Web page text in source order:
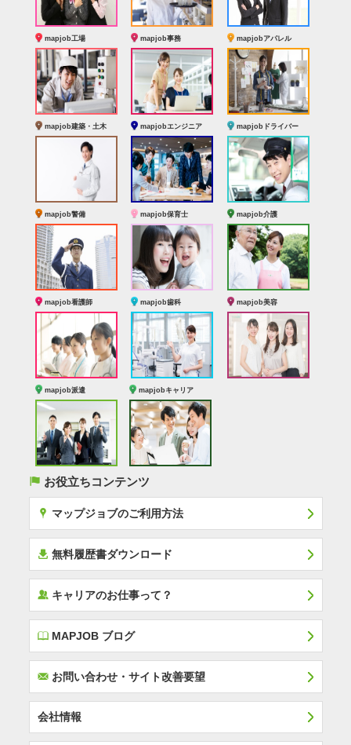
mapjob工場 mapjob事務 mapjobアパレル
mapjob建築・土木 mapjobエンジニア mapjobドライバー
mapjob警備 mapjob保育士 mapjob介護
mapjob看護師 mapjob歯科 mapjob美容
mapjob派遣 mapjobキャリア
( お役立ちコンテンツ
x マップジョブのご利用方法
í 無料履歴書ダウンロード
‰キャリアのお仕事って？
EMAPJOB ブログ
Fお問い合わせ・サイト改善要望
会社情報